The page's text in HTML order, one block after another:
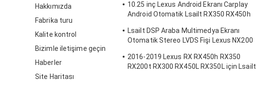
Hakkımızda
Fabrika turu
Kalite kontrol
Bizimle iletişime geçin
Haberler
Site Haritası
10.25 inç Lexus Android Ekranı Carplay
Android Otomatik Lsailt RX350 RX450h
Lsailt DSP Araba Multimedya Ekranı
Otomatik Stereo LVDS Fişi Lexus NX200
2016-2019 Lexus RX RX450h RX350
RX200t RX300 RX450L RX350L için Lsailt